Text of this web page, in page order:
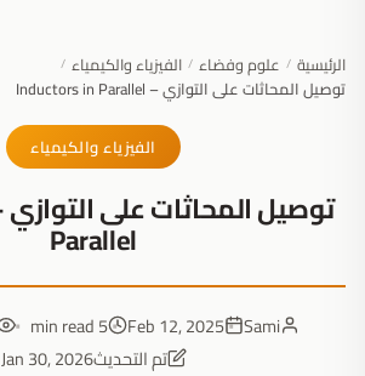
الرئيسية / علوم وفضاء / الفيزياء والكيمياء /
توصيل المحاثات على التوازي – Inductors in Parallel
الفيزياء والكيمياء
Parallel
Sami
Feb 12, 2025
5 min read
تم التحديثJan 30, 2026